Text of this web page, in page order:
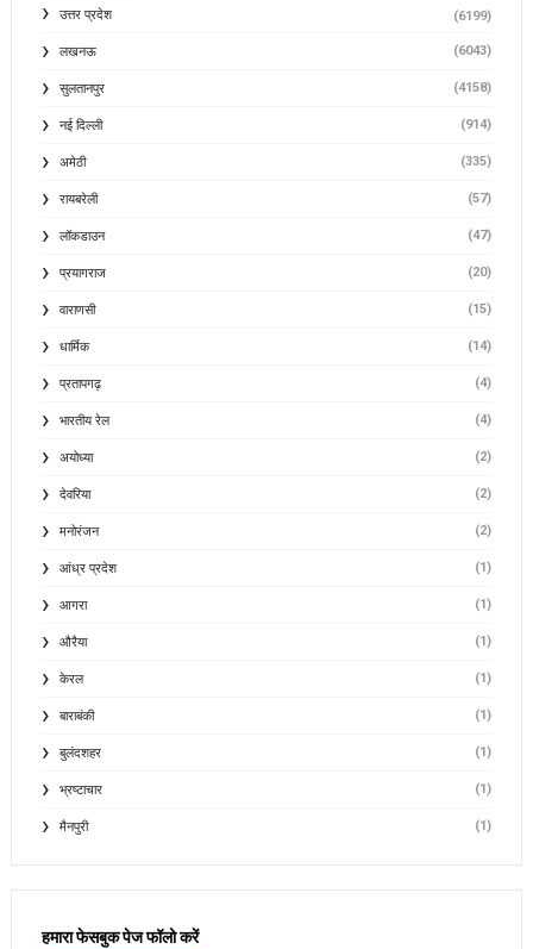
उत्तर प्रदेश (6199)
लखनऊ (6043)
सुलतानपुर (4158)
नई दिल्ली (914)
अमेठी (335)
रायबरेली (57)
लॉकडाउन (47)
प्रयागराज (20)
वाराणसी (15)
धार्मिक (14)
प्रतापगढ़ (4)
भारतीय रेल (4)
अयोध्या (2)
देवरिया (2)
मनोरंजन (2)
आंध्र प्रदेश (1)
आगरा (1)
औरैया (1)
केरल (1)
बाराबंकी (1)
बुलंदशहर (1)
भ्रष्टाचार (1)
मैनपुरी (1)
हमारा फेसबुक पेज फॉलो करें